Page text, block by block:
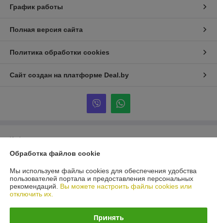
График работы
Полная версия сайта
Политика обработки cookies
Сайт создан на платформе Deal.by
Информация для покупателя
Юридическое лицо:Общество с ограниченной ответственностью
210038, г. Витебск, Московский пр-т, д.55В-3
Регистрационный номер ЕГР: 390431042
Регистрационный орган: Витебский областной исполнительны комитет
Обработка файлов cookie
Мы используем файлы cookies для обеспечения удобства
пользователей портала и предоставления персональных
рекомендаций. Вы можете настроить файлы cookies или
отключить их.
Принять